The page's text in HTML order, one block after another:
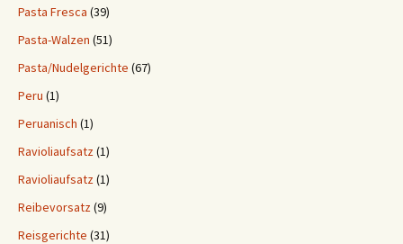
Pasta Fresca (39)
Pasta-Walzen (51)
Pasta/Nudelgerichte (67)
Peru (1)
Peruanisch (1)
Ravioliaufsatz(1)
Ravioliaufsatz(1)
Reibevorsatz(9)
Reisgerichte (31)